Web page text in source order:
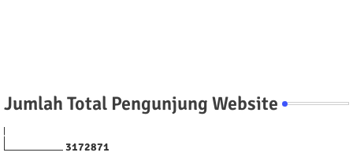
Jumlah Total Pengunjung Website
3172871